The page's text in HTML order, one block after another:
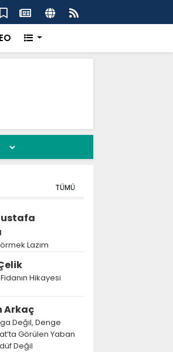
TÜMÜ
Lazım
Hikayesi
Arkaç
Değil, Denge
Görülen Yaban
Değil